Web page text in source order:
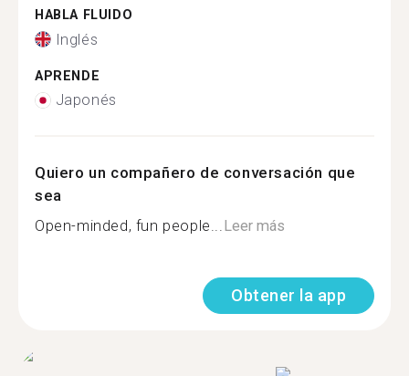
HABLA FLUIDO
Inglés
APRENDE
Japonés
Quiero un compañero de conversación que
sea
Open-minded, fun people...Leer más
Obtener la app